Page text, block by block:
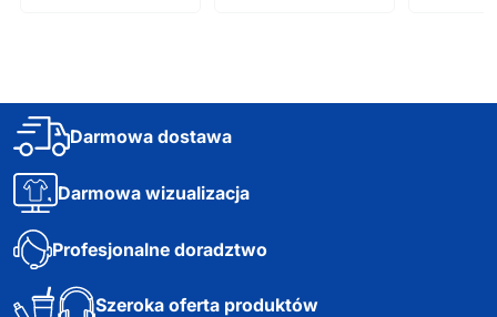
Darmowa dostawa
Darmowa wizualizacja
Profesjonalne doradztwo
Szeroka oferta produktów